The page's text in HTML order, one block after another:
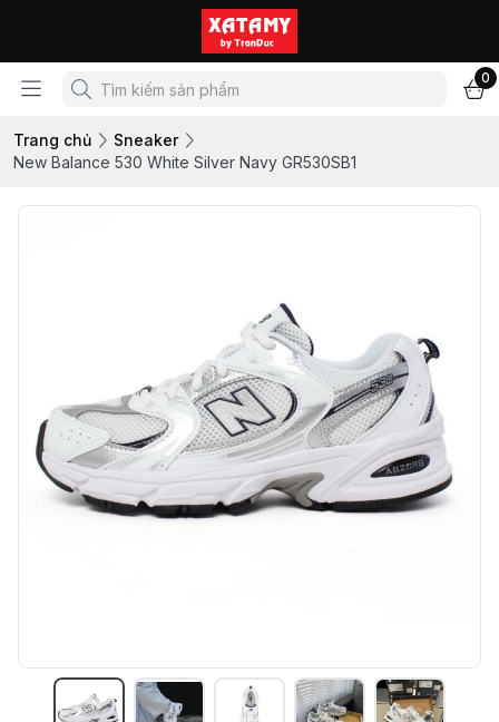
0
Trang chủ
Sneaker
New Balance 530 White Silver Navy GR530SB1